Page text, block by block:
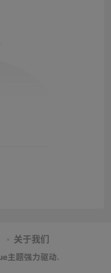
关于我们
主题强力驱动.